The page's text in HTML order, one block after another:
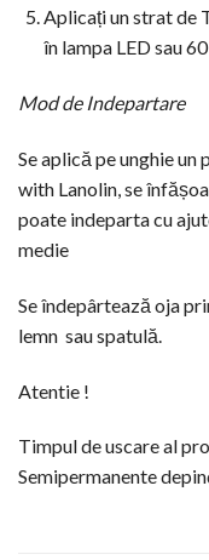
Aplicați un strat de
în lampa LED sau
Mod de Indepartare
Se aplică pe unghie
with Lanolin, se
poate indeparta cu
medie
Se îndepârtează oja
lemn sau spatulă.
Atentie !
Timpul de uscare al
Semipermanente